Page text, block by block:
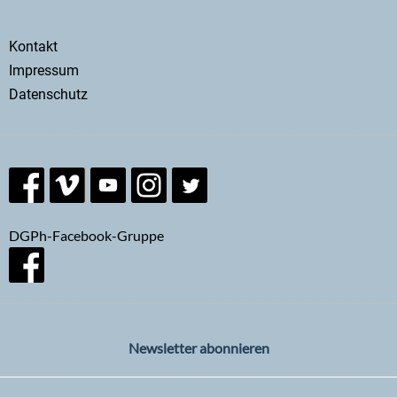
Secondary
menu
Kontakt
Impressum
Datenschutz
DGPh-Facebook-Gruppe
Newsletter abonnieren